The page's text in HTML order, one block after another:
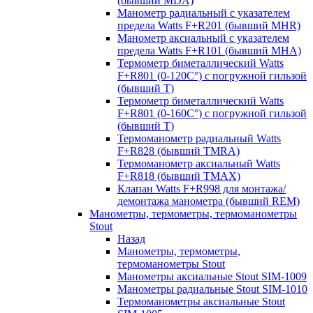
Манометр радиальный с указателем
предела Watts F+R201 (бывший MHR)
Манометр аксиальный с указателем
предела Watts F+R101 (бывший MHA)
Термометр биметаллический Watts
F+R801 (0-120С°) с погружной гильзой
(бывший T)
Термометр биметаллический Watts
F+R801 (0-160С°) с погружной гильзой
(бывший T)
Термоманометр радиальный Watts
F+R828 (бывший TMRA)
Термоманометр аксиальный Watts
F+R818 (бывший TMAX)
Клапан Watts F+R998 для монтажа/
демонтажа манометра (бывший REM)
Манометры, термометры, термоманометры
Stout
Назад
Манометры, термометры,
термоманометры Stout
Манометры аксиальные Stout SIM-1009
Манометры радиальные Stout SIM-1010
Термоманометры аксиальные Stout